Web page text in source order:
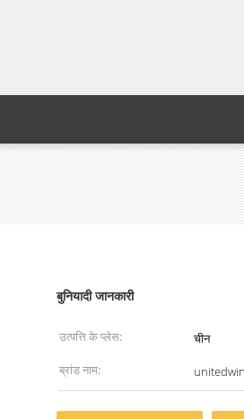
बुनियादी जानकारी
उत्पत्ति के प्लेस:
चीन
ब्रांड नाम:
unitedwin